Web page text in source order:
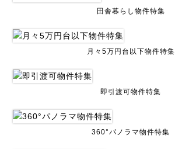
田舎暮らし物件特集
月々5万円台以下物件特集
即引渡可物件特集
360°パノラマ物件特集